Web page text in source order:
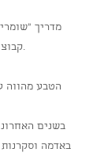
מדריך
קבוצות ילדים ומבוגרים ובבתי ספר.
הטבע מהווה
בשנים
באדמה